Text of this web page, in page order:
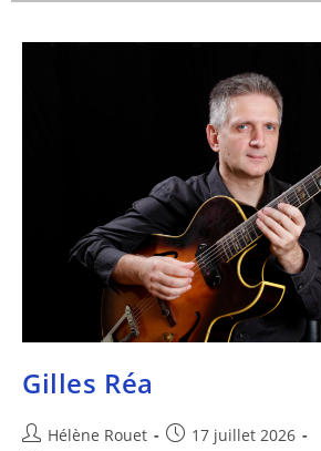
Gilles Réa
Hélène Rouet
17 juillet 2026